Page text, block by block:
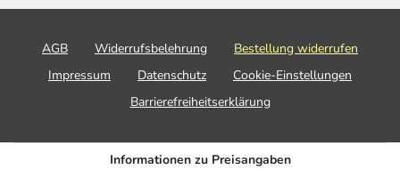
- Vorsicht bei Allergie gegen Propylenglykol und ähnliche
- Es kann Arzneimittel geben, mit denen
Wechselwirkungen auftreten. Sie sollten deswegen
generell vor der Behandlung mit einem neuen
Arzneimittel jedes andere, das Sie bereits anwenden,
Arzneimittel, die Sie selbst kaufen, nur gelegentlich
AGB Widerrufsbelehrung
Bestellung widerrufen
Impressum
Datenschutz
Cookie-Einstellungen
Barrierefreiheitserklärung
Informationen zu Preisangaben